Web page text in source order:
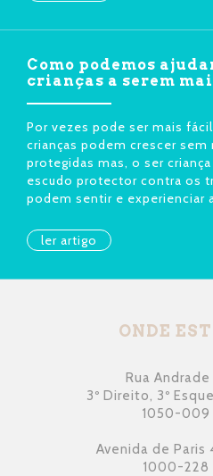
Como podemos
crianças a serem
Por vezes pode ser mais
crianças podem crescer
protegidas mas, o ser
escudo protector contra os
podem sentir e experienciar
ler artigo
ONDE
Rua
3º Direito, 3º
1050-009
Avenida de Paris
1000-228